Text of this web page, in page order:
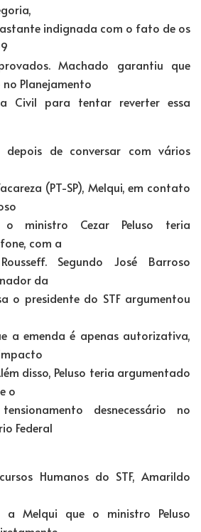
indignada com o fato de os
Machado garantiu que
Planejamento
Civil para tentar reverter essa
de conversar com vários
(PT-SP), Melqui, em contato
ministro Cezar Peluso teria
com a
Segundo José Barroso
da
o presidente do STF argumentou
a emenda é apenas autorizativa,
disso, Peluso teria argumentado
o
desnecessário no
Federal
Humanos do STF, Amarildo
a Melqui que o ministro Peluso